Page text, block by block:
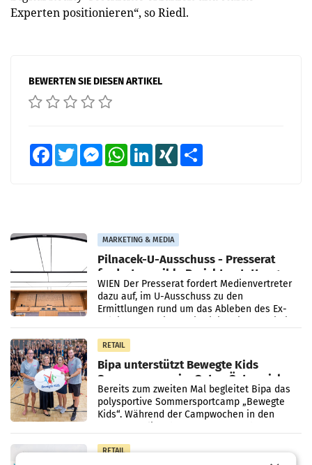
Experten positionieren“, so Riedl.
BEWERTEN SIE DIESEN ARTIKEL
FacebookTwitter MessengerWhatsAppLinkedInXING
MARKETING & MEDIA
Pilnacek-U-Ausschuss - Presserat
fordert sensible Berichterstattung
WIEN Der Presserat fordert Medienvertreter
dazu auf, im U-Ausschuss zu den
Ermittlungen rund um das Ableben des Ex-
RETAIL
Bipa unterstützt Bewegte Kids
Sommercamps im Osten Österreichs
Bereits zum zweiten Mal begleitet Bipa das
polysportive Sommersportcamp „Bewegte
Kids“. Während der Campwochen in den
RETAIL